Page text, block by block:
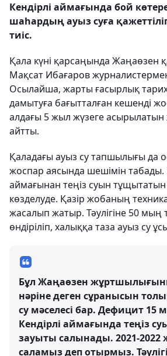
Кендірлі аймағында бой
шаһардың ауыз суға
тиіс.
Қала күні қарсаңында Жаңаөзен
Мақсат Ибағаров журналистермен
Осылайша, жарты ғасырлық
дамытуға бағытталған кешенді
алдағы 5 жыл жүзеге
айтты.
Қаладағы ауыз су тапшылығы да
жоспар аясында шешімін табады.
аймағынан теңіз суын тұщытатын
көзделуде. Қазір жобаның
жасалып жатыр. Тәулігіне 50 мың
өндіріліп, халыққа таза ауыз су
Бұл Жаңаөзен
нәріне деген сұранысын
су мәселесі бар. Дефицит 15
Кендірлі аймағында теңіз
зауыты салынады. 2021-
саламыз деп отырмыз.